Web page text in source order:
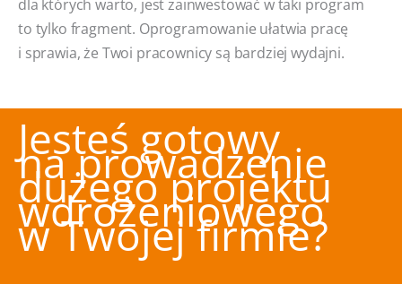
to tylko fragment. Oprogramowanie ułatwia pracę
i sprawia, że Twoi pracownicy są bardziej wydajni.
Jesteś gotowy
na prowadzenie
dużego projektu
wdrożeniowego
w Twojej firmie?